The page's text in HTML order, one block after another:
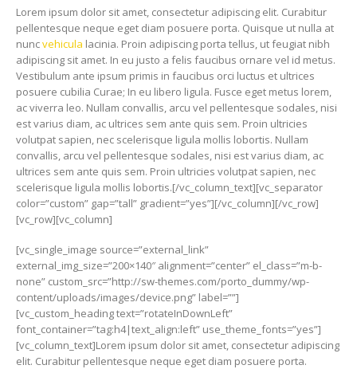
Lorem ipsum dolor sit amet, consectetur adipiscing elit. Curabitur
pellentesque neque eget diam posuere porta. Quisque ut nulla at
nuncvehicula lacinia. Proin adipiscing porta tellus, ut feugiat nibh
adipiscing sit amet. In eu justo a felis faucibus ornare vel id metus.
Vestibulum ante ipsum primis in faucibus orci luctus et ultrices
posuere cubilia Curae; In eu libero ligula. Fusce eget metus lorem,
ac viverra leo. Nullam convallis, arcu vel pellentesque sodales, nisi
est varius diam, ac ultrices sem ante quis sem. Proin ultricies
volutpat sapien, nec scelerisque ligula mollis lobortis. Nullam
convallis, arcu vel pellentesque sodales, nisi est varius diam, ac
ultrices sem ante quis sem. Proin ultricies volutpat sapien, nec
scelerisque ligula mollis lobortis.[/vc_column_text][vc_separator
color=”custom” gap=”tall” gradient=”yes”][/vc_column][/vc_row]
[vc_row][vc_column]
[vc_single_image source=”external_link”
external_img_size=”200×140″ alignment=”center” el_class=”m-b-
none” custom_src=”http://sw-themes.com/porto_dummy/wp-
content/uploads/images/device.png” label=””]
[vc_custom_heading text=”rotateInDownLeft”
font_container=”tag:h4|text_align:left” use_theme_fonts=”yes”]
[vc_column_text]Lorem ipsum dolor sit amet, consectetur adipiscing
elit. Curabitur pellentesque neque eget diam posuere porta.